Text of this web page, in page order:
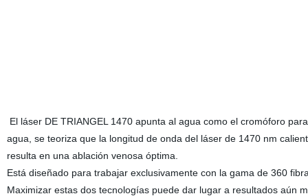
El láser DE TRIANGEL 1470 apunta al agua como el cromóforo
agua, se teoriza que la longitud de onda del láser de 1470 nm
resulta en una ablación venosa óptima.
Está diseñado para trabajar exclusivamente con la gama de 360
Maximizar estas dos tecnologías puede dar lugar a resultados aún